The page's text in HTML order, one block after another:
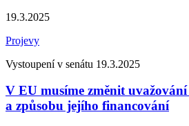
19.3.2025
Projevy
Vystoupení v senátu 19.3.2025
V EU musíme změnit
a způsobu jejího financování